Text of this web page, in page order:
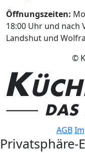
Öffnungszeiten:
18:00 Uhr und nach
Landshut und
©
AGB
Privatsphäre-